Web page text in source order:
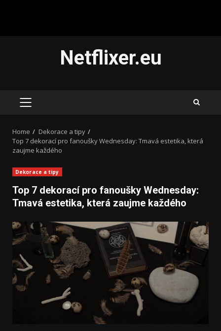
Netflixer.eu
PRIMARY
Home
Dekorace a tipy
Top 7 dekorací pro fanoušky Wednesday: Tmavá estetika, která
zaujme každého
Dekorace a tipy
Top 7 dekorací pro fanoušky Wednesday:
Tmavá estetika, která zaujme každého